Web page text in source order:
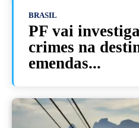
BRASIL
PF vai
crimes na
emendas...